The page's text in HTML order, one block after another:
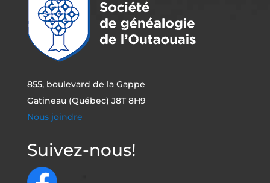
855, boulevard de la Gappe
Gatineau (Québec) J8T 8H9
Nous joindre
Suivez-nous!